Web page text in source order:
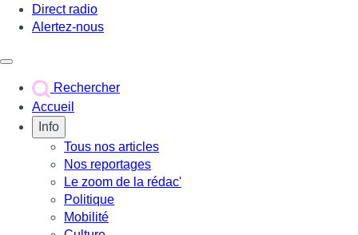
Direct radio
Alertez-nous
Rechercher
Accueil
Info
Tous nos articles
Nos reportages
Le zoom de la rédac'
Politique
Mobilité